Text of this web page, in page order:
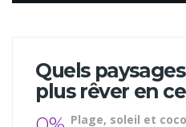
Quels
plus rêver en
Plage, soleil et